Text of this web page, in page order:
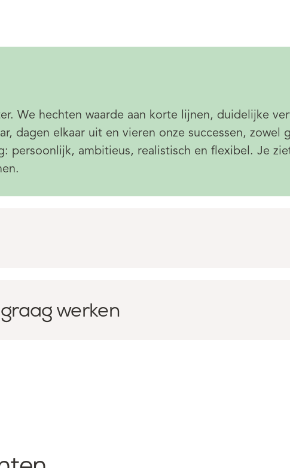
We hechten waarde aan korte lijnen, duidelijke
dagen elkaar uit en vieren onze successen, zowel
persoonlijk, ambitieus, realistisch en flexibel. Je
werken